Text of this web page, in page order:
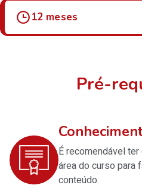
12 meses
Pré-
É recomendável
área do curso para
conteúdo.